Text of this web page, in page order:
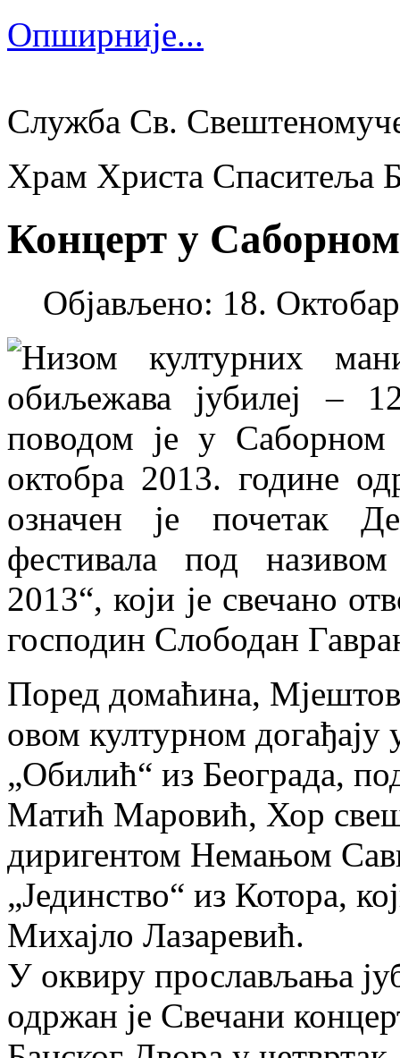
Опширније...
Служба Св.
Храм Христа Спаситеља
Концерт у
Објављено: 18.
Низом културних
обиљежава јубилеј –
поводом је у
октобра 2013. године
означен је почетак
фестивала под
2013“, који је свечано
господин Слободан
Поред домаћина,
овом културном
„Обилић“ из Београда,
Матић Маровић, Хор
диригентом Немањом
„Јединство“ из Котора,
Михајло Лазаревић.
У оквиру прослављања
одржан је Свечани